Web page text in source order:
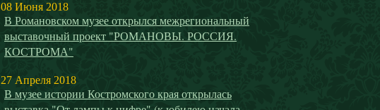
08 Июня 2018
В Романовском музее открылся межрегиональный
выставочный проект "РОМАНОВЫ. РОССИЯ.
КОСТРОМА"
27 Апреля 2018
В музее истории Костромского края открылась